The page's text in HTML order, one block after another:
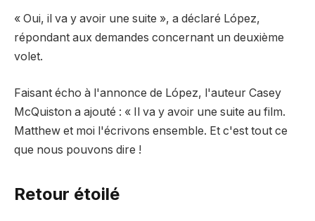
« Oui, il va y avoir une suite », a déclaré López,
répondant aux demandes concernant un deuxième
volet.
Faisant écho à l'annonce de López, l'auteur Casey
McQuiston a ajouté : « Il va y avoir une suite au film.
Matthew et moi l'écrivons ensemble. Et c'est tout ce
que nous pouvons dire !
Retour étoilé